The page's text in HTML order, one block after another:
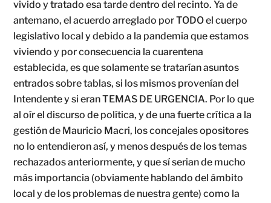
vivido y tratado esa tarde dentro del recinto. Ya de
antemano, el acuerdo arreglado por TODO el cuerpo
legislativo local y debido a la pandemia que estamos
viviendo y por consecuencia la cuarentena
establecida, es que solamente se tratarían asuntos
entrados sobre tablas, si los mismos provenían del
Intendente y si eran TEMAS DE URGENCIA. Por lo que
al oír el discurso de política, y de una fuerte crítica a la
gestión de Mauricio Macri, los concejales opositores
no lo entendieron así, y menos después de los temas
rechazados anteriormente, y que sí serian de mucho
más importancia (obviamente hablando del ámbito
local y de los problemas de nuestra gente) como la